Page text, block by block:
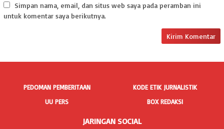
Simpan nama, email, dan situs web saya pada peramban ini
untuk komentar saya berikutnya.
PEDOMAN PEMBERITAAN
KODE ETIK JURNALISTIK
UU PERS
BOX REDAKSI
JARINGAN SOCIAL